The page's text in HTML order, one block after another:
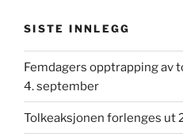
SISTE INNLEGG
Femdagers opptrapping av
4. september
Tolkeaksjonen forlenges ut